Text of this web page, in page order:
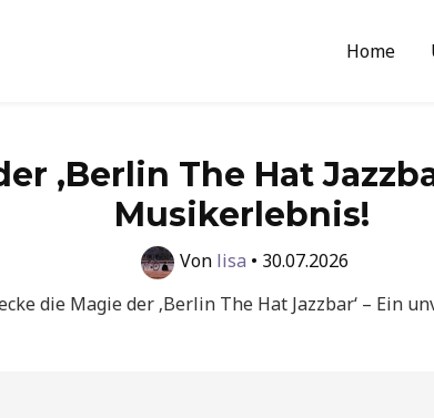
Home
‚Berlin The Hat
Musikerlebnis!
Von lisa • 30.07.2026
die Magie der ‚Berlin The Hat Jazzbar‘ – Ein